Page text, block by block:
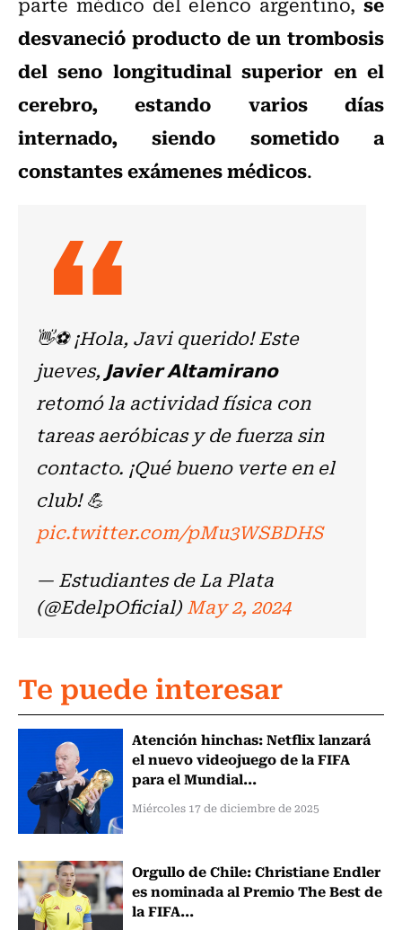
desvaneció producto de un trombosis
del seno longitudinal superior en el
cerebro, estando varios días
internado, siendo sometido a
constantes exámenes médicos.
👋⚽ ¡Hola, Javi querido! Este
jueves, 𝗝𝗮𝘃𝗶𝗲𝗿 𝗔𝗹𝘁𝗮𝗺𝗶𝗿𝗮𝗻𝗼
retomó la actividad física con
tareas aeróbicas y de fuerza sin
contacto. ¡Qué bueno verte en el
club! 💪
pic.twitter.com/pMu3WSBDHS
— Estudiantes de La Plata
(@EdelpOficial)May 2, 2024
Te puede interesar
Atención hinchas: Netflix lanzará
el nuevo videojuego de la FIFA
para el Mundial...
Miércoles 17 de diciembre de 2025
Orgullo de Chile: Christiane Endler
es nominada al Premio The Best de
la FIFA...